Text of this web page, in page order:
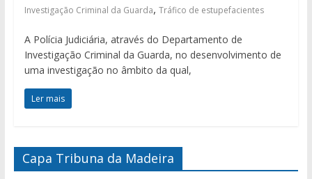
Investigação Criminal da Guarda, Tráfico de estupefacientes
A Polícia Judiciária, através do Departamento de
Investigação Criminal da Guarda, no desenvolvimento de
uma investigação no âmbito da qual,
Ler mais
Capa Tribuna da Madeira